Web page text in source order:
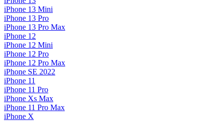
iPhone 13 Mini
iPhone 13 Pro
iPhone 13 Pro Max
iPhone 12
iPhone 12 Mini
iPhone 12 Pro
iPhone 12 Pro Max
iPhone SE 2022
iPhone 11
iPhone 11 Pro
iPhone Xs Max
iPhone 11 Pro Max
iPhone X